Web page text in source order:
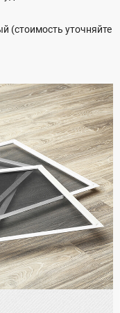
(стоимость уточняйте